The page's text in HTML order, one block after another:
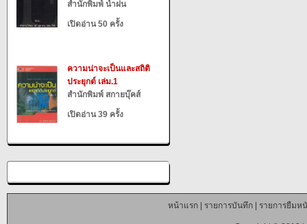
สำนักพิมพ์ น้ำฝน
เปิดอ่าน 50 ครั้ง
ความน่าจะเป็นและสถิติ
ประยุกต์ เล่ม.1
สำนักพิมพ์ สกายบุ๊คส์
เปิดอ่าน 39 ครั้ง
หน้าแรก| รายการบันทึก| รายการยืมห